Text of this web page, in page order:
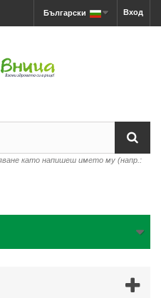
Вход
Български
като напишеш името му (напр.: